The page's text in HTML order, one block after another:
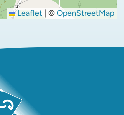
Leaflet | © OpenStreetMap